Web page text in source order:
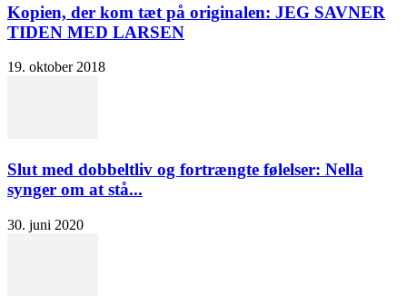
Kopien, der kom tæt på originalen: JEG SAVNER
TIDEN MED LARSEN
19. oktober 2018
Slut med dobbeltliv og fortrængte følelser: Nella
synger om at stå...
30. juni 2020